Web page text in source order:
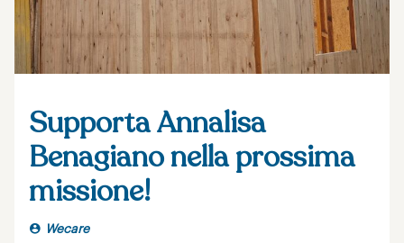
Supporta Annalisa
Benagiano nella prossima
missione!
Wecare